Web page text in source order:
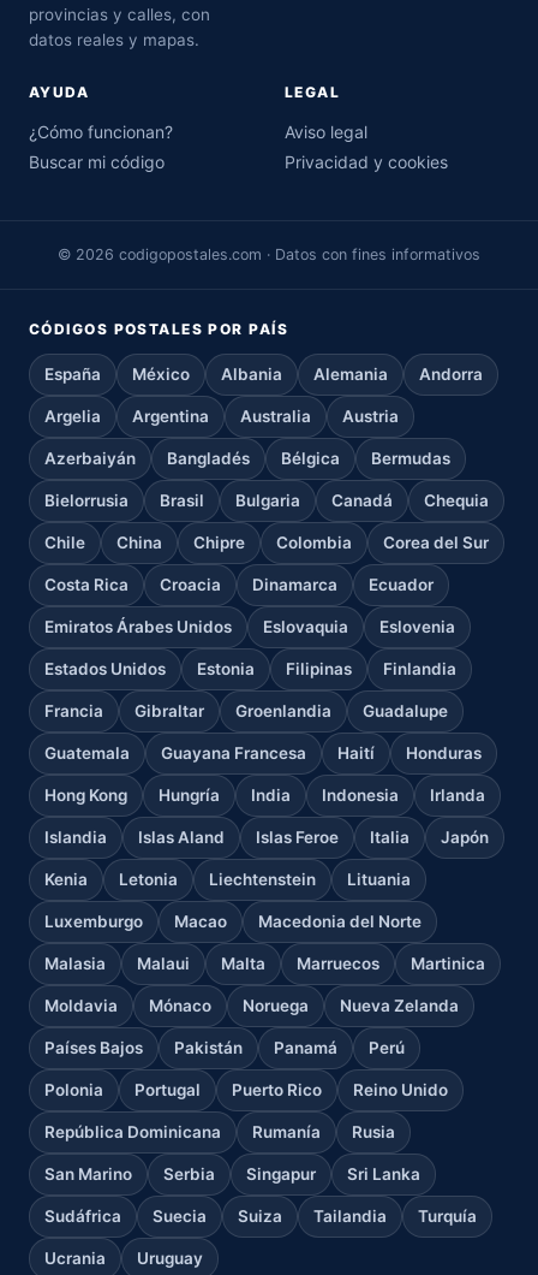
provincias y calles, con
datos reales y mapas.
AYUDA
¿Cómo funcionan?
Buscar mi código
LEGAL
Aviso legal
Privacidad y cookies
© 2026 codigopostales.com · Datos con fines informativos
CÓDIGOS POSTALES POR PAÍS
España México Albania Alemania Andorra
Argelia Argentina Australia Austria
Azerbaiyán Bangladés Bélgica Bermudas
Bielorrusia Brasil Bulgaria Canadá Chequia
Chile China Chipre Colombia Corea del Sur
Costa Rica Croacia Dinamarca Ecuador
Emiratos Árabes Unidos Eslovaquia Eslovenia
Estados Unidos Estonia Filipinas Finlandia
Francia Gibraltar Groenlandia Guadalupe
Guatemala Guayana Francesa Haití Honduras
Hong Kong Hungría India Indonesia Irlanda
Islandia Islas Aland Islas Feroe Italia Japón
Kenia Letonia Liechtenstein Lituania
Luxemburgo Macao Macedonia del Norte
Malasia Malaui Malta Marruecos Martinica
Moldavia Mónaco Noruega Nueva Zelanda
Países Bajos Pakistán Panamá Perú
Polonia Portugal Puerto Rico Reino Unido
República Dominicana Rumanía Rusia
San Marino Serbia Singapur Sri Lanka
Sudáfrica Suecia Suiza Tailandia Turquía
Ucrania Uruguay